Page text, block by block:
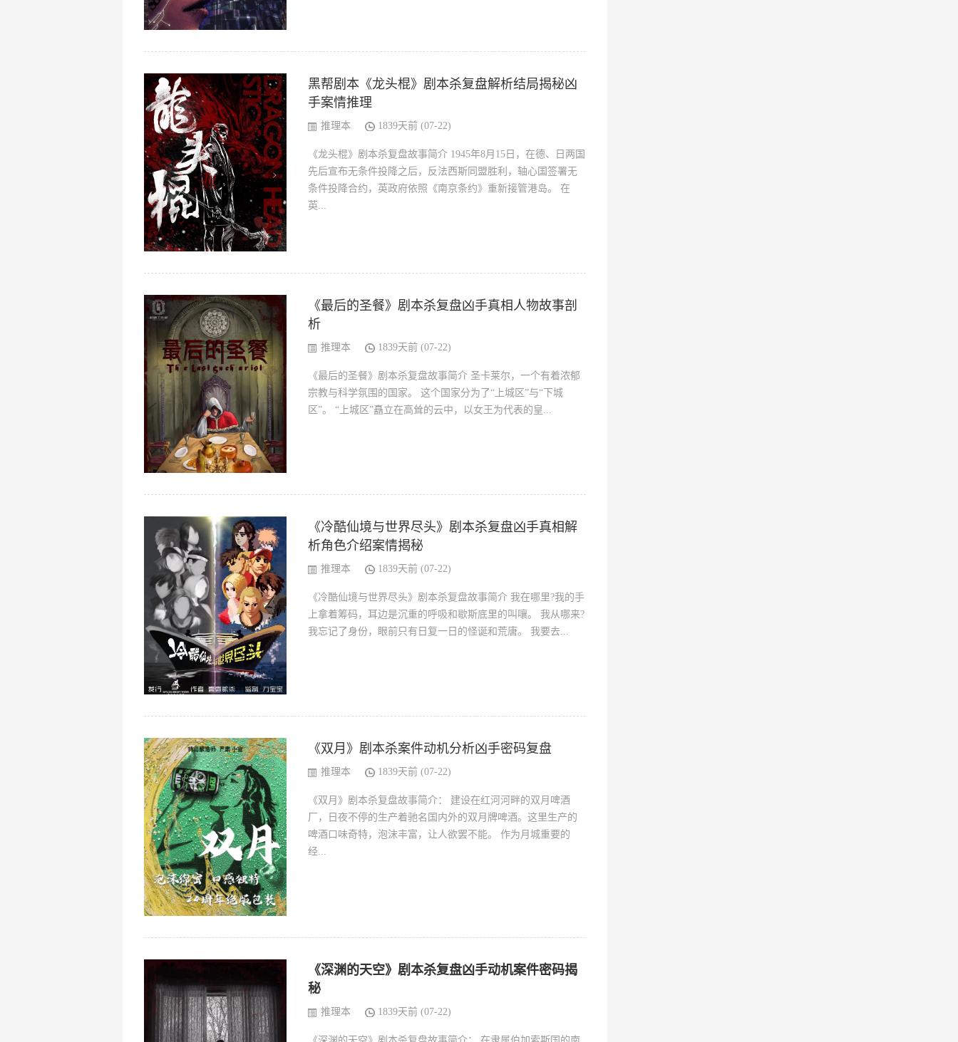
黑帮剧本《龙头棍》剧本杀复盘解析结局揭秘凶
手案情推理
推理本 1839天前 (07-22)
《龙头棍》剧本杀复盘故事简介 1945年8月15日，在德、日两国
先后宣布无条件投降之后，反法西斯同盟胜利，轴心国签署无
条件投降合约，英政府依照《南京条约》重新接管港岛。 在
英...
《最后的圣餐》剧本杀复盘凶手真相人物故事剖
析
推理本 1839天前 (07-22)
《最后的圣餐》剧本杀复盘故事简介 圣卡莱尔，一个有着浓郁
宗教与科学氛围的国家。 这个国家分为了“上城区”与“下城
区”。 “上城区”矗立在高耸的云中，以女王为代表的皇...
《冷酷仙境与世界尽头》剧本杀复盘凶手真相解
析角色介绍案情揭秘
推理本 1839天前 (07-22)
《冷酷仙境与世界尽头》剧本杀复盘故事简介 我在哪里?我的手
上拿着筹码，耳边是沉重的呼吸和歇斯底里的叫嚷。 我从哪来?
我忘记了身份，眼前只有日复一日的怪诞和荒唐。 我要去...
《双月》剧本杀案件动机分析凶手密码复盘
推理本 1839天前 (07-22)
《双月》剧本杀复盘故事简介： 建设在红河河畔的双月啤酒
厂，日夜不停的生产着驰名国内外的双月牌啤酒。这里生产的
啤酒口味奇特，泡沫丰富，让人欲罢不能。 作为月城重要的
经...
《深渊的天空》剧本杀复盘凶手动机案件密码揭
秘
推理本 1839天前 (07-22)